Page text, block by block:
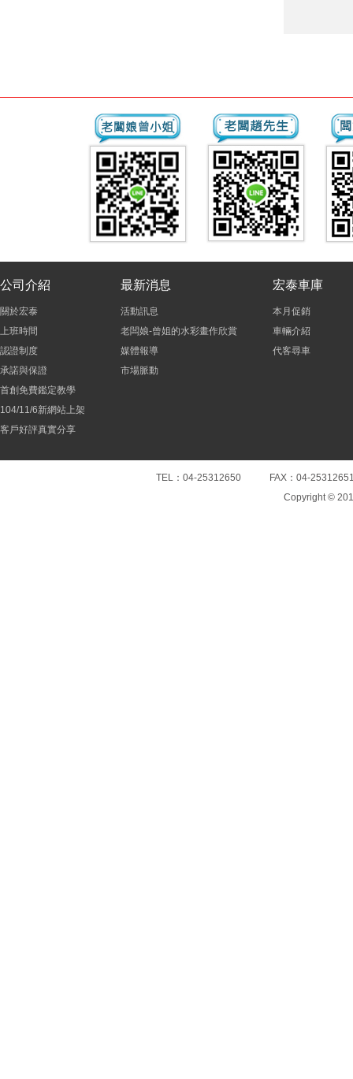
公司介紹
關於宏泰
上班時間
認證制度
承諾與保證
首創免費鑑定教學
104/11/6新網站上架
客戶好評真實分享
最新消息
活動訊息
老闆娘-曾姐的水彩畫作欣賞
媒體報導
市場脈動
宏泰車庫
本月促銷
車輛介紹
代客尋車
TEL：04-25312650 FAX：04-25312651
Copyright ©